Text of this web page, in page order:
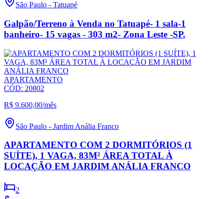
São Paulo - Tatuapé
Galpão/Terreno à Venda no Tatuapé- 1 sala-1
banheiro- 15 vagas - 303 m2- Zona Leste -SP.
APARTAMENTO
CÓD: 20802
R$ 9.600,00/mês
São Paulo - Jardim Anália Franco
APARTAMENTO COM 2 DORMITÓRIOS (1
SUÍTE), 1 VAGA, 83M² ÁREA TOTAL À
LOCAÇÃO EM JARDIM ANÁLIA FRANCO
2